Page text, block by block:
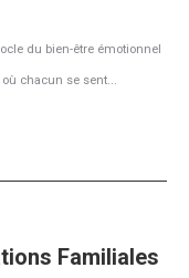
du bien-être émotionnel
chacun se sent...
Familiales